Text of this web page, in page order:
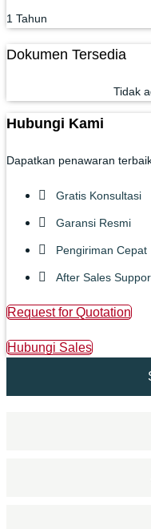
1 Tahun
Dokumen Tersedia
Tidak
Hubungi Kami
Dapatkan penawaran
Gratis Konsultasi
Garansi Resmi
Pengiriman Cepat
After Sales
Request for Quotation
Hubungi Sales